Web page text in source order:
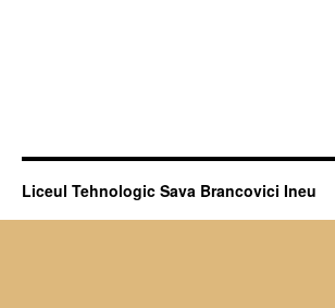
Liceul Tehnologic Sava Brancovici Ineu